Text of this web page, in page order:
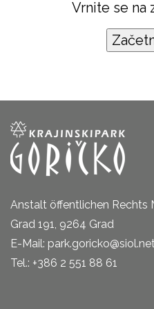
Vrnite se na
Anstalt öffentlichen Rechts
Grad 191, 9264 Grad
E-Mail:
Tel.: +386 2 551 88 61